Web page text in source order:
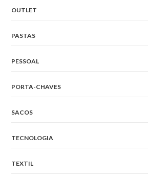
OUTLET
PASTAS
PESSOAL
PORTA-CHAVES
SACOS
TECNOLOGIA
TEXTIL